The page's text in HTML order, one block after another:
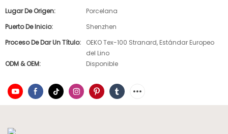
Lugar De Origen:
Porcelana
Puerto De Inicio:
Shenzhen
Proceso De Dar Un Título:
OEKO Tex-100 Stranard, Estándar Europeo
del Lino
ODM & OEM:
Disponible